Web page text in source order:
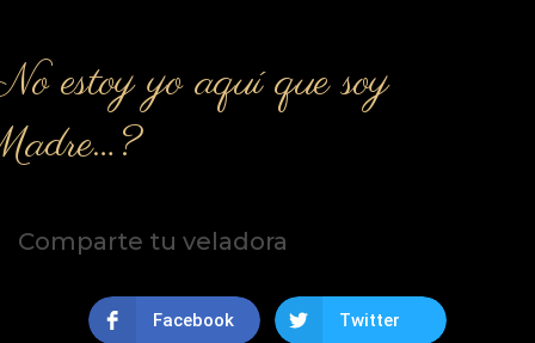
estoy yo aquí que soy
Comparte tu veladora
Facebook Twitter